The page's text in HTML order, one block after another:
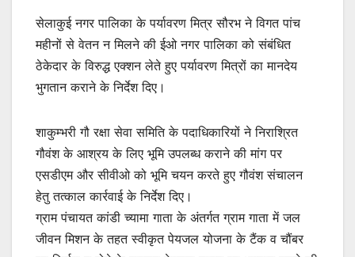
सेलाकुई नगर पालिका के पर्यावरण मित्र सौरभ ने विगत पांच
महीनों से वेतन न मिलने की ईओ नगर पालिका को संबंधित
ठेकेदार के विरुद्ध एक्शन लेते हुए पर्यावरण मित्रों का मानदेय
भुगतान कराने के निर्देश दिए।
शाकुम्भरी गौ रक्षा सेवा समिति के पदाधिकारियों ने निराश्रित
गौवंश के आश्रय के लिए भूमि उपलब्ध कराने की मांग पर
एसडीएम और सीवीओ को भूमि चयन करते हुए गौवंश संचालन
हेतु तत्काल कार्रवाई के निर्देश दिए।
ग्राम पंचायत कांडी च्यामा गाता के अंतर्गत ग्राम गाता में जल
जीवन मिशन के तहत स्वीकृत पेयजल योजना के टैंक व चौंबर